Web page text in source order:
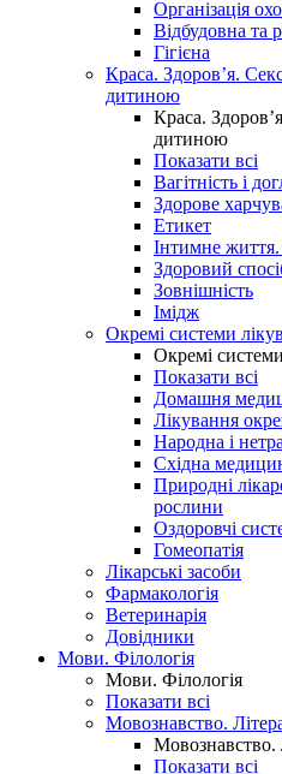
Організація
Відбудовна та
Гігієна
Краса. Здоров’я.
дитиною
Краса.
дитиною
Показати всі
Вагітність і
Здорове
Етикет
Інтимне
Здоровий
Зовнішність
Імідж
Окремі системи
Окремі
Показати всі
Домашня
Лікування
Народна і
Східна
Природні
рослини
Оздоровчі
Гомеопатія
Лікарські засоби
Фармакологія
Ветеринарія
Довідники
Мови. Філологія
Мови. Філологія
Показати всі
Мовознавство.
Мовознавство.
Показати всі